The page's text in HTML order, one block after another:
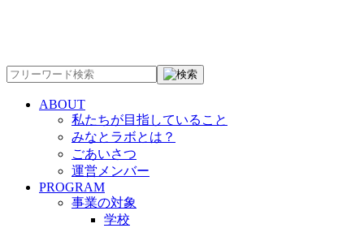
ABOUT
私たちが目指していること
みなとラボとは？
ごあいさつ
運営メンバー
PROGRAM
事業の対象
学校